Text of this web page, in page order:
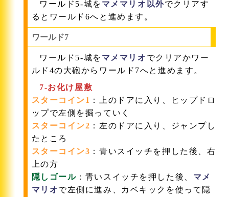
ワールド5-城を マメマリオ以外でクリアす
るとワールド6へと進めます。
ワールド7
ワールド5-城を マメマリオ でクリアかワー
ルド4の大砲からワールド7へと進めます。
7-お化け屋敷
スターコイン1 ：上のドアに入り、ヒップドロ
ップで左側を掘っていく
スターコイン2 ：左のドアに入り、ジャンプし
たところ
スターコイン3 ：青いスイッチを押した後、右
上の方
隠しゴール ：青いスイッチを押した後、 マメ
マリオで左側に進み、カベキックを使って隠